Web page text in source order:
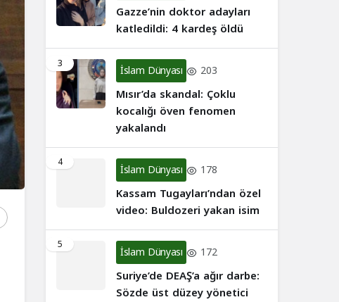
Gazze’nin doktor adayları
katledildi: 4 kardeş öldü
3 İslam Dünyası 203
Mısır’da skandal: Çoklu
kocalığı öven fenomen
yakalandı
4 İslam Dünyası 178
Kassam Tugayları’ndan özel
video: Buldozeri yakan isim
5 İslam Dünyası 172
Suriye’de DEAŞ’a ağır darbe:
Sözde üst düzey yönetici